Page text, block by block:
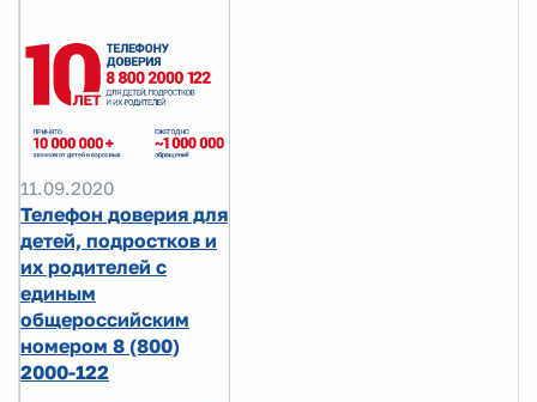
11.09.2020
Телефон доверия для
детей, подростков и
их родителей с
единым
общероссийским
номером 8 (800)
2000-122